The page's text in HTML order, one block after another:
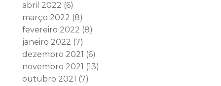
abril 2022 (6)
março 2022 (8)
fevereiro 2022 (8)
janeiro 2022 (7)
dezembro 2021 (6)
novembro 2021 (13)
outubro 2021 (7)